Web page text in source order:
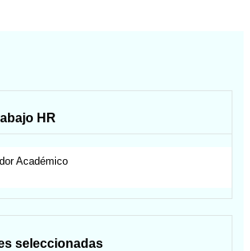
HR
Académico
seleccionadas